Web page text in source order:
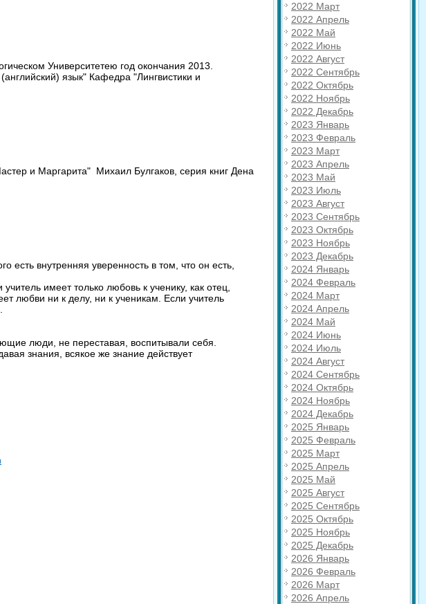
Университетею год окончания 2013.
язык" Кафедра "Лингвистики и
и Маргарита" Михаил Булгаков, серия книг Дена
есть внутренняя уверенность в том, что он есть,
имеет только любовь к ученику, как отец,
любви ни к делу, ни к ученикам. Если учитель
люди, не переставая, воспитывали себя.
знания, всякое же знание действует
2022 Март
2022 Апрель
2022 Май
2022 Июнь
2022 Август
2022 Сентябрь
2022 Октябрь
2022 Ноябрь
2022 Декабрь
2023 Январь
2023 Февраль
2023 Март
2023 Апрель
2023 Май
2023 Июль
2023 Август
2023 Сентябрь
2023 Октябрь
2023 Ноябрь
2023 Декабрь
2024 Январь
2024 Февраль
2024 Март
2024 Апрель
2024 Май
2024 Июнь
2024 Июль
2024 Август
2024 Сентябрь
2024 Октябрь
2024 Ноябрь
2024 Декабрь
2025 Январь
2025 Февраль
2025 Март
2025 Апрель
2025 Май
2025 Август
2025 Сентябрь
2025 Октябрь
2025 Ноябрь
2025 Декабрь
2026 Январь
2026 Февраль
2026 Март
2026 Апрель